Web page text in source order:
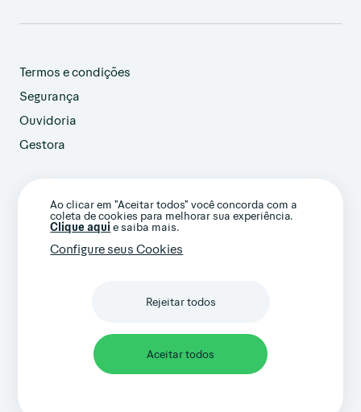
Ao clicar em "Aceitar todos" você concorda com a
coleta de cookies para melhorar sua experiência.
Clique aqui e saiba mais.
Configure seus Cookies
Rejeitar todos
Aceitar todos
Termos e condições
Segurança
Ouvidoria
Gestora
customer@avenue.us
+1 786-220-7233
(Ligação internacional)